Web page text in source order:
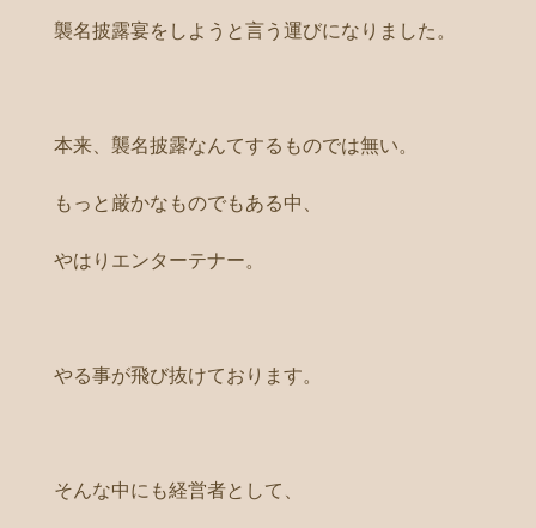
襲名披露宴をしようと言う運びになりました。
本来、襲名披露なんてするものでは無い。
もっと厳かなものでもある中、
やはりエンターテナー。
やる事が飛び抜けております。
そんな中にも経営者として、